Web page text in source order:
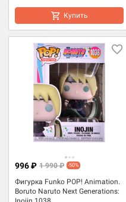
Купить
Фигурка Funko POP! Animation.
Boruto Naruto Next Generations:
996 ₽ 1 990 ₽ -50%